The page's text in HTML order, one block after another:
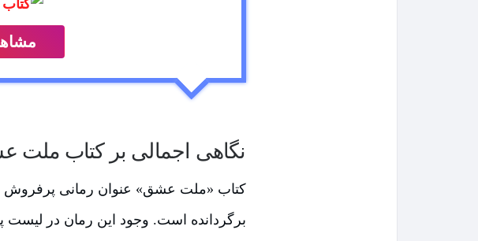
نگاهی اجمالی بر کتاب
کتاب «ملت عشق» عنوان رمانی پرفروش
برگردانده است. وجود این رمان در لیست